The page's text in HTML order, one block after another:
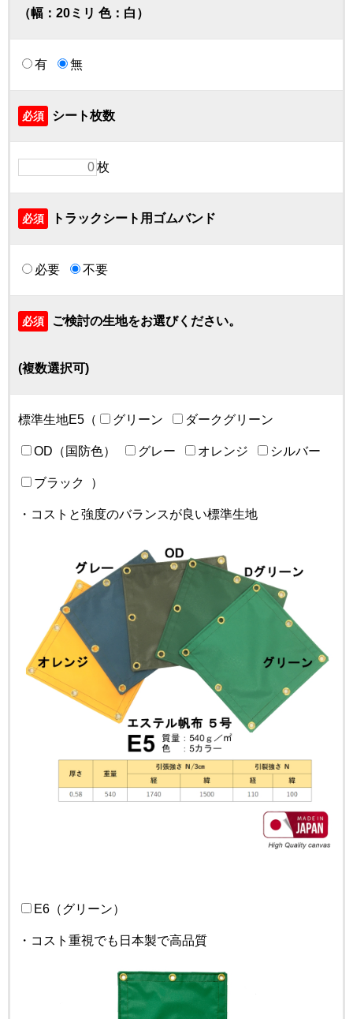
（幅：20ミリ 色：白）
有 無
必須 シート枚数
枚
必須 トラックシート用ゴムバンド
必要 不要
必須 ご検討の生地をお選びください。
(複数選択可)
標準生地E5（ グリーン ダークグリーン
OD（国防色） グレー オレンジ シルバー
ブラック ）
・コストと強度のバランスが良い標準生地
E6（グリーン）
・コスト重視でも日本製で高品質